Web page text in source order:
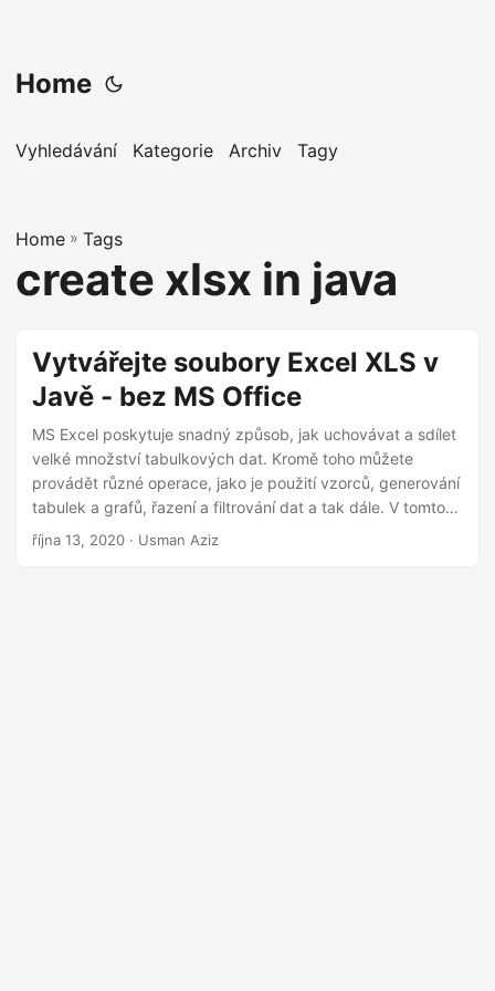
Home
Vyhledávání Kategorie Archiv Tagy
Home » Tags
create xlsx in java
Vytvářejte soubory Excel XLS v
Javě - bez MS Office
MS Excel poskytuje snadný způsob, jak uchovávat a sdílet
velké množství tabulkových dat. Kromě toho můžete
provádět různé operace, jako je použití vzorců, generování
tabulek a grafů, řazení a filtrování dat a tak dále. V tomto
článku se dozvíte, jak implementovat funkce automatizace
října 13, 2020 · Usman Aziz